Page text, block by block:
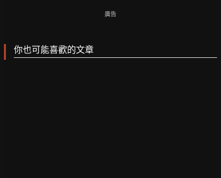
廣告
你也可能喜歡的文章